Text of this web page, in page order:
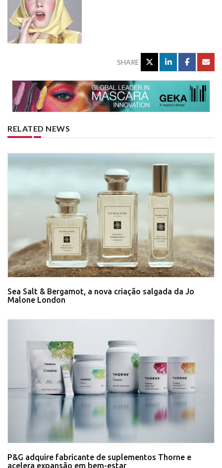
SHARE
RELATED NEWS
Sea Salt & Bergamot, a nova criação salgada da Jo
Malone London
P&G adquire fabricante de suplementos Thorne e
acelera expansão em bem-estar